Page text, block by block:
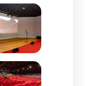
de l'image
de l'image